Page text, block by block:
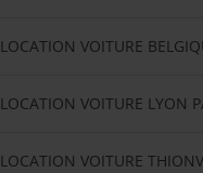
LOCATION VOITURE
LOCATION VOITURE LYON
LOCATION VOITURE